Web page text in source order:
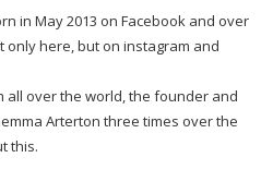
in May 2013 on Facebook and over
here, but on instagram and
over the world, the founder and
Arterton three times over the
this.